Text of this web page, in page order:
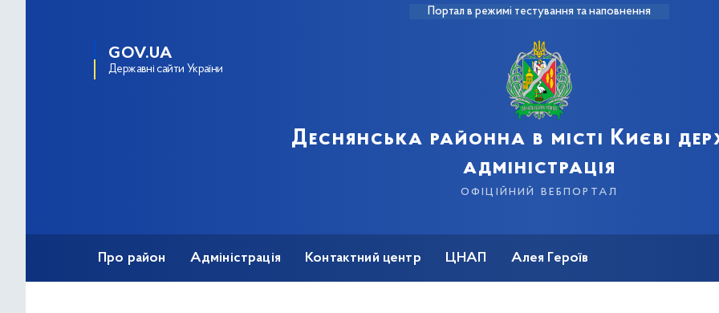
Портал в режимі тестування та наповнення
GOV.UA
Державні сайти України
Деснянська районна в місті Києві
адміністрація
офіційний вебпортал
Про район Адміністрація Контактний центр ЦНАП Алея Героїв